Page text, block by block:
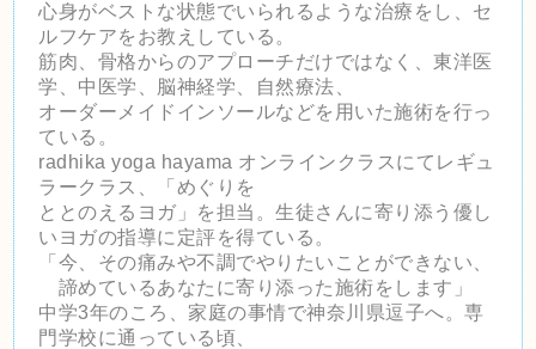
心身がベストな状態でいられるような治療をし、セ
ルフケアをお教えしている。
筋肉、骨格からのアプローチだけではなく、東洋医
学、中医学、脳神経学、自然療法、
オーダーメイドインソールなどを用いた施術を行っ
ている。
radhika yoga hayama オンラインクラスにてレギュ
ラークラス、「めぐりを
ととのえるヨガ」を担当。生徒さんに寄り添う優し
いヨガの指導に定評を得ている。
「今、その痛みや不調でやりたいことができない、
諦めているあなたに寄り添った施術をします」
中学3年のころ、家庭の事情で神奈川県逗子へ。専
門学校に通っている頃、